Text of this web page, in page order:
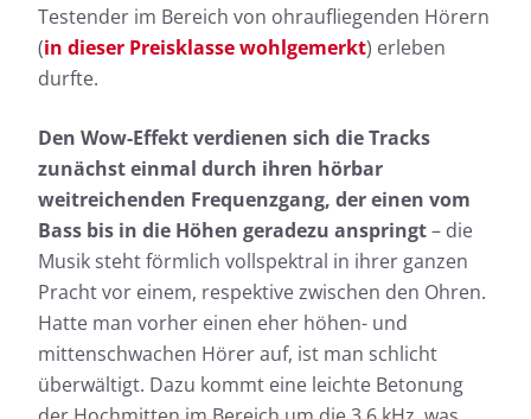
Testender im Bereich von ohraufliegenden Hörern
(in dieser Preisklasse wohlgemerkt) erleben
durfte.
Den Wow-Effekt verdienen sich die Tracks
zunächst einmal durch ihren hörbar
weitreichenden Frequenzgang, der einen vom
Bass bis in die Höhen geradezu anspringt– die
Musik steht förmlich vollspektral in ihrer ganzen
Pracht vor einem, respektive zwischen den Ohren.
Hatte man vorher einen eher höhen- und
mittenschwachen Hörer auf, ist man schlicht
überwältigt. Dazu kommt eine leichte Betonung